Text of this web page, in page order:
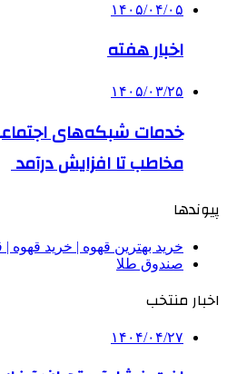
۱۴۰۵/۰۴/۰۵
اخبار هفته
۱۴۰۵/۰۳/۲۵
مخاطب تا افزایش درآمد
پیوندها
خرید بهترین قهوه | خرید قهوه |
صندوق طلا
اخبار منتخب
۱۴۰۴/۰۴/۲۷